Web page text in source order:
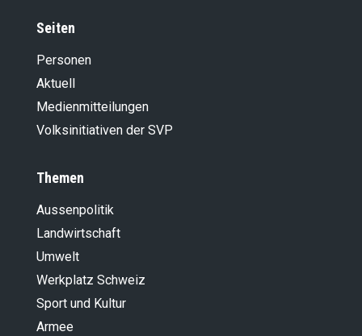
Seiten
Personen
Aktuell
Medienmitteilungen
Volksinitiativen der SVP
Themen
Aussenpolitik
Landwirt­schaft
Umwelt
Werkplatz Schweiz
Sport und Kultur
Armee